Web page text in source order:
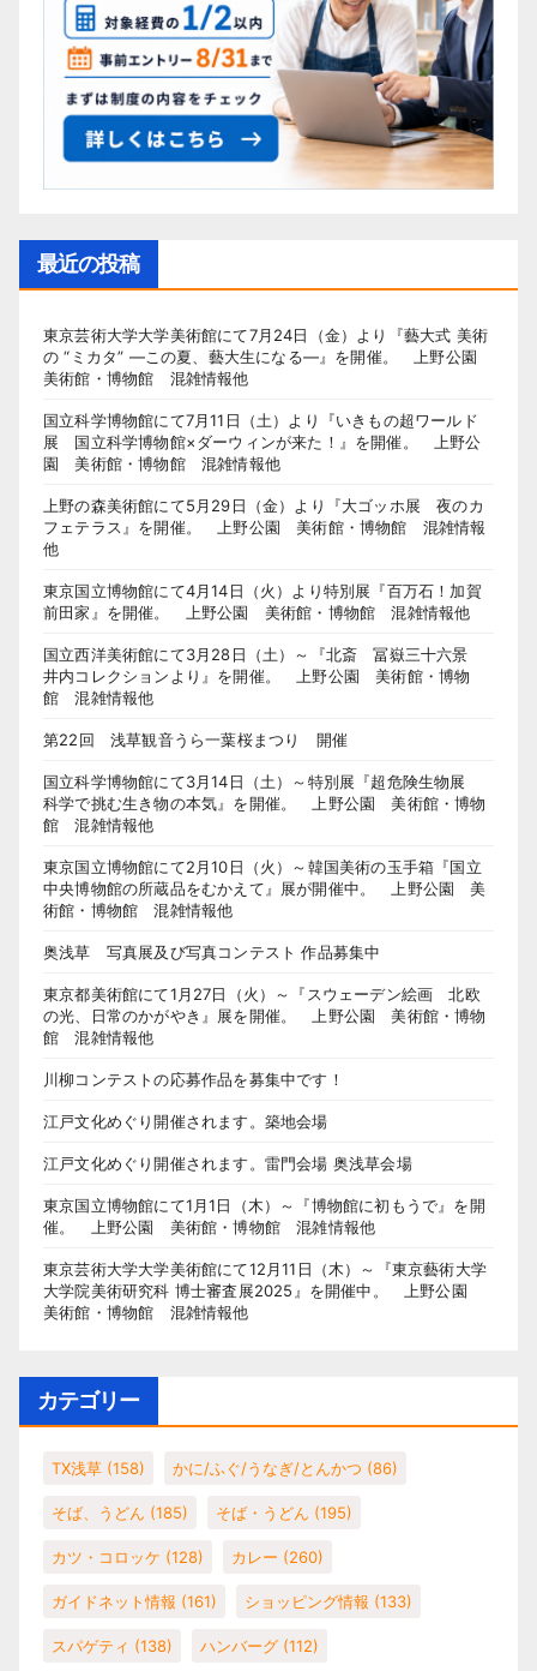
最近の投稿
東京芸術大学大学美術館にて7月24日（金）より『藝大式 美術
の “ミカタ” ―この夏、藝大生になる―』を開催。 上野公園
美術館・博物館 混雑情報他
国立科学博物館にて7月11日（土）より『いきもの超ワールド
展 国立科学博物館×ダーウィンが来た！』を開催。 上野公
園 美術館・博物館 混雑情報他
上野の森美術館にて5月29日（金）より『大ゴッホ展 夜のカ
フェテラス』を開催。 上野公園 美術館・博物館 混雑情報
他
東京国立博物館にて4月14日（火）より特別展『百万石！加賀
前田家』を開催。 上野公園 美術館・博物館 混雑情報他
国立西洋美術館にて3月28日（土）～『北斎 冨嶽三十六景
井内コレクションより』を開催。 上野公園 美術館・博物
館 混雑情報他
第22回 浅草観音うら一葉桜まつり 開催
国立科学博物館にて3月14日（土）～特別展『超危険生物展
科学で挑む生き物の本気』を開催。 上野公園 美術館・博物
館 混雑情報他
東京国立博物館にて2月10日（火）～韓国美術の玉手箱『国立
中央博物館の所蔵品をむかえて』展が開催中。 上野公園 美
術館・博物館 混雑情報他
奥浅草 写真展及び写真コンテスト 作品募集中
東京都美術館にて1月27日（火）～『スウェーデン絵画 北欧
の光、日常のかがやき』展を開催。 上野公園 美術館・博物
館 混雑情報他
川柳コンテストの応募作品を募集中です！
江戸文化めぐり開催されます。築地会場
江戸文化めぐり開催されます。雷門会場 奥浅草会場
東京国立博物館にて1月1日（木）～『博物館に初もうで』を開
催。 上野公園 美術館・博物館 混雑情報他
東京芸術大学大学美術館にて12月11日（木）～『東京藝術大学
大学院美術研究科 博士審査展2025』を開催中。 上野公園
美術館・博物館 混雑情報他
カテゴリー
TX浅草 (158) かに/ふぐ/うなぎ/とんかつ (86)
そば、うどん (185) そば・うどん (195)
カツ・コロッケ (128) カレー (260)
ガイドネット情報 (161) ショッピング情報 (133)
スパゲティ (138) ハンバーグ (112)